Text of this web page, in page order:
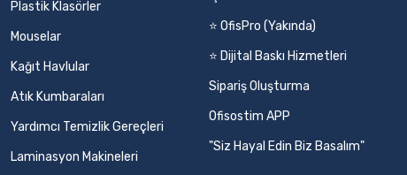
Plastik Klasörler
Mouselar
Kağıt Havlular
Atık Kumbaraları
Yardımcı Temizlik Gereçleri
Laminasyon Makineleri
⭐ OfisPro (Yakında)
⭐ Dijital Baskı Hizmetleri
Sipariş Oluşturma
Ofisostim APP
"Siz Hayal Edin Biz Basalım"